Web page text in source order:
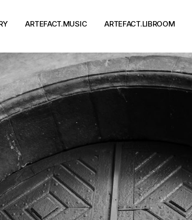
ARTEFACT.MUSIC
Виконавці
Альбоми
Концерти
ARTEFACT.LIBROOM
Книги
Письменники